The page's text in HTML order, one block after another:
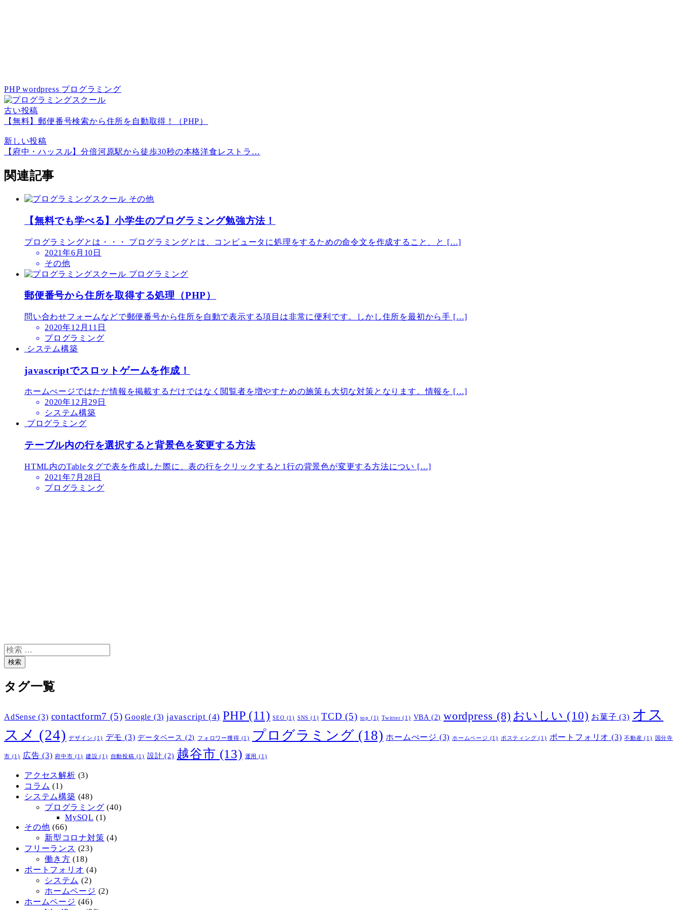
PHPwordpress プログラミング
古い投稿
【無料】郵便番号検索から住所を自動取得！（PHP）
新しい投稿
【府中・ハッスル】分倍河原駅から徒歩30秒の本格洋食レストラ…
関連記事
その他
【無料でも学べる】小学生のプログラミング勉強方法！
プログラミングとは・・・ プログラミングとは、コンピュータに処理をするための命令文を作成すること、と […]
2021年6月10日
その他
プログラミング
郵便番号から住所を取得する処理（PHP）
問い合わせフォームなどで郵便番号から住所を自動で表示する項目は非常に便利です。しかし住所を最初から手 […]
2020年12月11日
プログラミング
システム構築
javascriptでスロットゲームを作成！
ホームぺージではただ情報を掲載するだけではなく閲覧者を増やすための施策も大切な対策となります。情報を […]
2020年12月29日
システム構築
プログラミング
テーブル内の行を選択すると背景色を変更する方法
HTML内のTableタグで表を作成した際に、表の行をクリックすると1行の背景色が変更する方法につい […]
2021年7月28日
プログラミング
検
索検索
タグ一覧
AdSense (3) contactform7 (5) Google (3) javascript (4) PHP(11) SEO (1) SNS (1) TCD (5) top (1) Twitter (1) VBA (2) wordpress (8) おいしい (10) お菓子 (3) オス
スメ (24) デザイン (1) デモ (3) データベース (2) フォロワー獲得 (1) プログラミング (18) ホームぺージ (3) ホームページ (1) ポスティング (1) ポートフォリオ (3) 不動産 (1) 国分寺
市 (1) 広告 (3) 府中市 (1) 建設 (1) 自動投稿 (1) 設計 (2) 越谷市 (13) 運用 (1)
アクセス解析 (3)
コラム (1)
システム構築 (48)
プログラミング (40)
MySQL (1)
その他 (66)
新型コロナ対策 (4)
フリーランス (23)
働き方 (18)
ポートフォリオ (4)
システム (2)
ホームページ (2)
ホームページ (46)